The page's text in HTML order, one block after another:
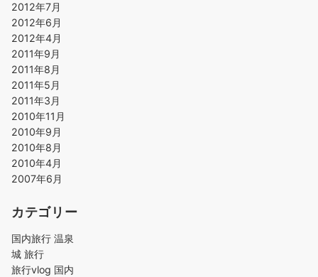
2012年7月
2012年6月
2012年4月
2011年9月
2011年8月
2011年5月
2011年3月
2010年11月
2010年9月
2010年8月
2010年4月
2007年6月
カテゴリー
国内旅行 温泉
城 旅行
旅行vlog 国内